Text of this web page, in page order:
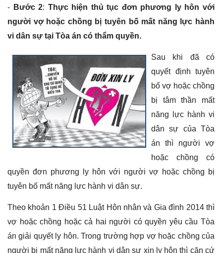
- Bước 2: Thực hiện thủ tục đơn phương ly hôn với
người vợ hoặc chồng bị tuyên bố mất năng lực hành
vi dân sự tại Tòa án có thẩm quyền.
Sau khi đã có
quyết định tuyên
bố vợ hoặc chồng
bị tâm thần mất
năng lực hành vi
dân sự của Tòa
án thì người vợ
hoặc chồng có
quyền đơn phương ly hôn với người vợ hoặc chồng bị
tuyên bố mất năng lực hành vi dân sự.
Theo khoản 1 Điều 51 Luật Hôn nhân và Gia đình 2014 thì
vợ hoặc chồng hoặc cả hai người có quyền yêu cầu Tòa
án giải quyết ly hôn. Trong trường hợp vợ hoặc chồng của
người bị mất năng lực hành vi dân sự xin ly hôn thì căn cứ